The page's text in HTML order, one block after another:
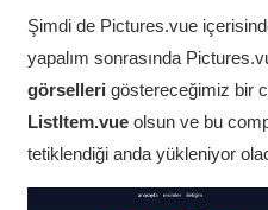
Şimdi de Pictures.vue
yapalım sonrasında
görselleri göstereceğimiz bir
ListItem.vue olsun ve bu
tetiklendiği anda yükleniyor